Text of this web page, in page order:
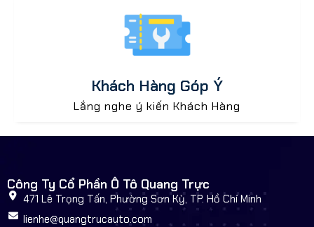
Khách Hàng Góp Ý
Lắng nghe ý kiến Khách Hàng
Công Ty Cổ Phần Ô Tô Quang Trực
471 Lê Trọng Tấn, Phường Sơn Kỳ, TP. Hồ Chí Minh
lienhe@quangtrucauto.com